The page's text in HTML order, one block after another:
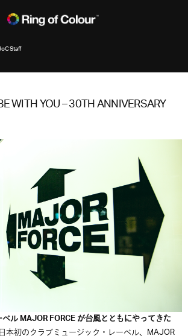
Staff
WITH YOU – 30TH ANNIVERSARY
ル MAJOR FORCE が台風とともにやってきた
本初のクラブミュージック・レーベル、MAJOR